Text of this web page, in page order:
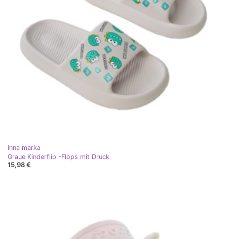
Inna marka
Graue Kinderflip -Flops mit Druck
15,98 €